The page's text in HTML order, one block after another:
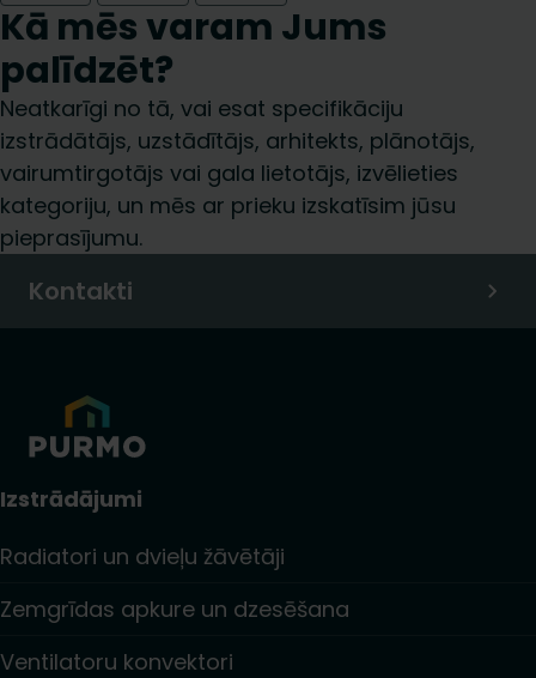
Kā mēs varam Jums
palīdzēt?
Neatkarīgi no tā, vai esat specifikāciju
izstrādātājs, uzstādītājs, arhitekts, plānotājs,
vairumtirgotājs vai gala lietotājs, izvēlieties
kategoriju, un mēs ar prieku izskatīsim jūsu
pieprasījumu.
Kontakti
Izstrādājumi
Radiatori un dvieļu žāvētāji
Zemgrīdas apkure un dzesēšana
Ventilatoru konvektori